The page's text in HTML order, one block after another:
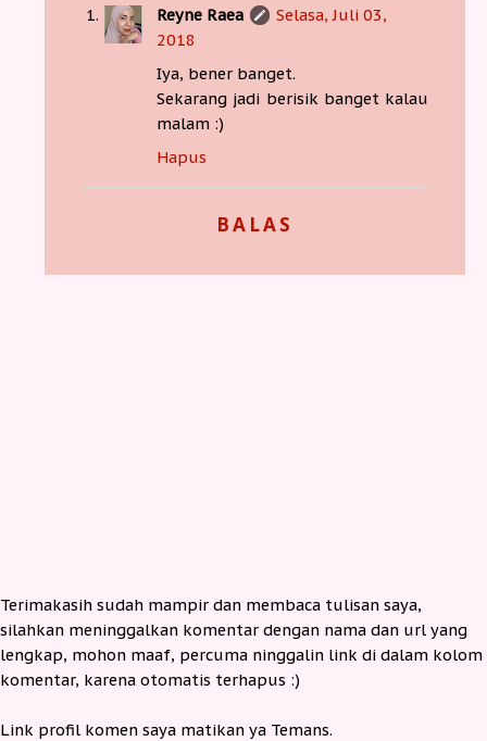
Reyne Raea
Selasa, Juli 03,
2018
Iya, bener banget.
Sekarang jadi berisik banget kalau
malam :)
Hapus
BALAS
Terimakasih sudah mampir dan membaca tulisan saya,
silahkan meninggalkan komentar dengan nama dan url yang
lengkap, mohon maaf, percuma ninggalin link di dalam kolom
komentar, karena otomatis terhapus :)
Link profil komen saya matikan ya Temans.